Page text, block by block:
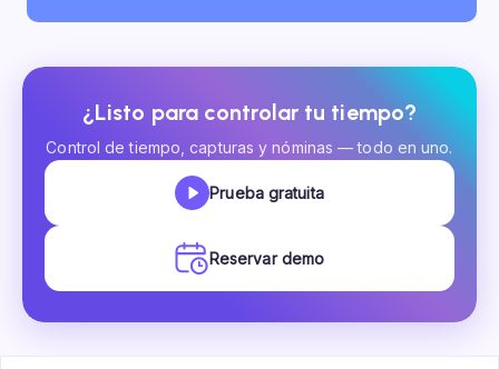
¿Listo para controlar tu tiempo?
Control de tiempo, capturas y nóminas — todo en uno.
Prueba gratuita
Reservar demo